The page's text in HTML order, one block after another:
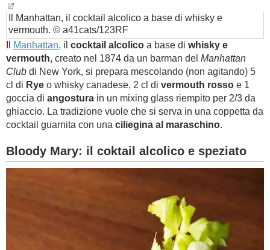
Il Manhattan, il cocktail alcolico a base di whisky e
vermouth. © a41cats/123RF
Manhattan, il cocktail alcolico a base di whisky e
vermouth, creato nel 1874 da un barman del Manhattan
Club di New York, si prepara mescolando (non agitando) 5
cl di Rye o whisky canadese, 2 cl di vermouth rosso e 1
goccia di angostura in un mixing glass riempito per 2/3 da
ghiaccio. La tradizione vuole che si serva in una coppetta da
cocktail guarnita con una ciliegina al maraschino.
Bloody Mary: il coktail alcolico e speziato